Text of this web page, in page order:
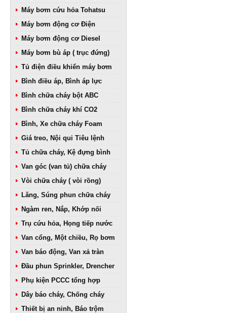
Máy bơm cứu hỏa Tohatsu
Máy bơm động cơ Điện
Máy bơm động cơ Diesel
Máy bơm bù áp ( trục đứng)
Tủ điện điều khiển máy bơm
Bình điều áp, Bình áp lực
Bình chữa cháy bột ABC
Bình chữa cháy khí CO2
Bình, Xe chữa cháy Foam
Giá treo, Nội qui Tiêu lệnh
Tủ chữa cháy, Kệ đựng bình
Van góc (van tủ) chữa cháy
Vòi chữa cháy ( vòi rồng)
Lăng, Súng phun chữa cháy
Ngàm ren, Nắp, Khớp nối
Trụ cứu hỏa, Họng tiếp nước
Van cổng, Một chiều, Rọ bơm
Van báo động, Van xả tràn
Đầu phun Sprinkler, Drencher
Phụ kiện PCCC tổng hợp
Dây báo cháy, Chống cháy
Thiết bị an ninh, Báo trộm